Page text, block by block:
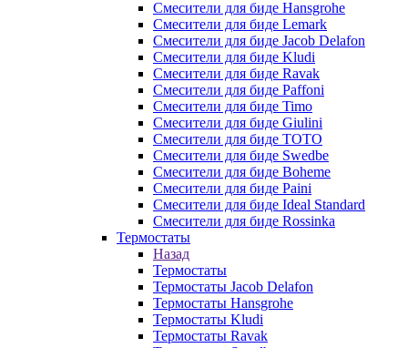
Смесители для биде Hansgrohe
Смесители для биде Lemark
Смесители для биде Jacob Delafon
Смесители для биде Kludi
Смесители для биде Ravak
Смесители для биде Paffoni
Смесители для биде Timo
Смесители для биде Giulini
Смесители для биде TOTO
Смесители для биде Swedbe
Смесители для биде Boheme
Смесители для биде Paini
Смесители для биде Ideal Standard
Смесители для биде Rossinka
Термостаты
Назад
Термостаты
Термостаты Jacob Delafon
Термостаты Hansgrohe
Термостаты Kludi
Термостаты Ravak